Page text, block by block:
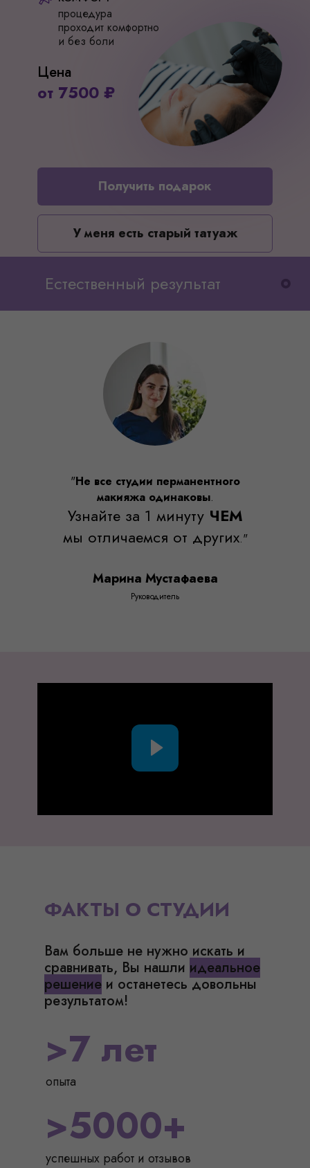
Цена
от 7500 ₽
процедура
проходит комфортно
и без боли
У меня есть старый татуаж
Получить подарок
Естественный результат
"Не все студии перманентного
макияжа одинаковы.
Узнайте за 1 минуту ЧЕМ
мы отличаемся от других."
Марина Мустафаева
Руководитель
ФАКТЫ О СТУДИИ
Вам больше не нужно искать и
сравнивать, Вы нашли идеальное
решение и останетесь довольны
результатом!
>7 лет
>5000+
опыта
успешных работ и отзывов
Перед процедурой проводим
после процедуры сопровождаем по